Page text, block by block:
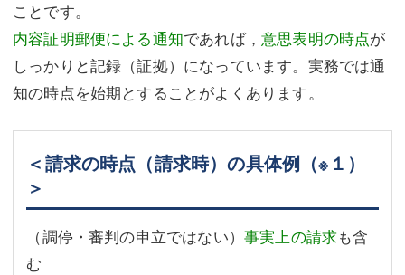
ことです。
内容証明郵便による通知であれば， 意思表明の時点が
しっかりと記録（証拠）になっています。実務では通
知の時点を始期とすることがよくあります。
＜請求の時点（請求時）の具体例 （※１）
＞
（調停・審判の申立ではない） 事実上の請求も含
む